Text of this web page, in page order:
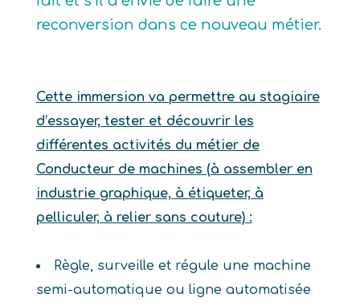
reconversion dans ce nouveau métier.
Cette immersion va permettre au stagiaire
d’essayer, tester et découvrir les
différentes activités du métier de
Conducteur de machines (à assembler en
industrie graphique, à étiqueter, à
pelliculer, à relier sans couture) :
Règle, surveille et régule une machine
semi-automatique ou ligne automatisée